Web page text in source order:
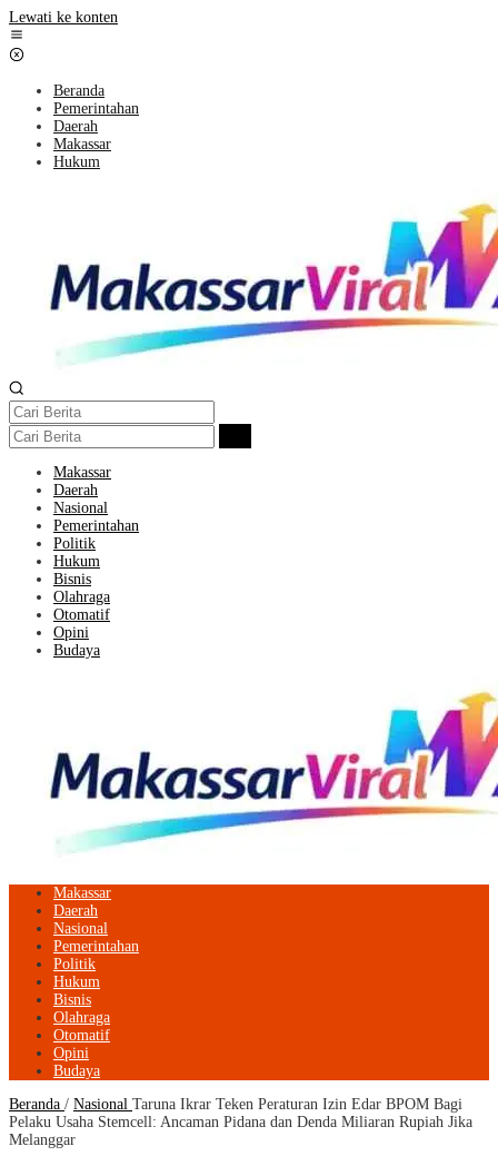
Lewati ke konten
Beranda
Pemerintahan
Daerah
Makassar
Hukum
Makassar
Daerah
Nasional
Pemerintahan
Politik
Hukum
Bisnis
Olahraga
Otomatif
Opini
Budaya
Makassar
Daerah
Nasional
Pemerintahan
Politik
Hukum
Bisnis
Olahraga
Otomatif
Opini
Budaya
Beranda / Nasional Taruna Ikrar Teken Peraturan Izin Edar BPOM Bagi
Pelaku Usaha Stemcell: Ancaman Pidana dan Denda Miliaran Rupiah Jika
Melanggar